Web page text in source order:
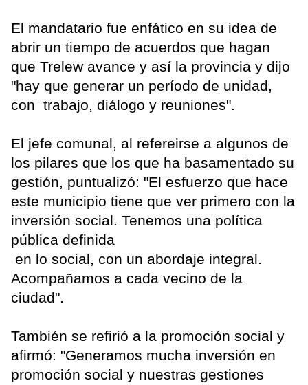
El mandatario fue enfático en su idea de
abrir un tiempo de acuerdos que hagan
que Trelew avance y así la provincia y dijo
"hay que generar un período de unidad,
con trabajo, diálogo y reuniones".
El jefe comunal, al refereirse a algunos de
los pilares que los que ha basamentado su
gestión, puntualizó: "El esfuerzo que hace
este municipio tiene que ver primero con la
inversión social. Tenemos una política
pública definida
en lo social, con un abordaje integral.
Acompañamos a cada vecino de la
ciudad".
También se refirió a la promoción social y
afirmó: "Generamos mucha inversión en
promoción social y nuestras gestiones